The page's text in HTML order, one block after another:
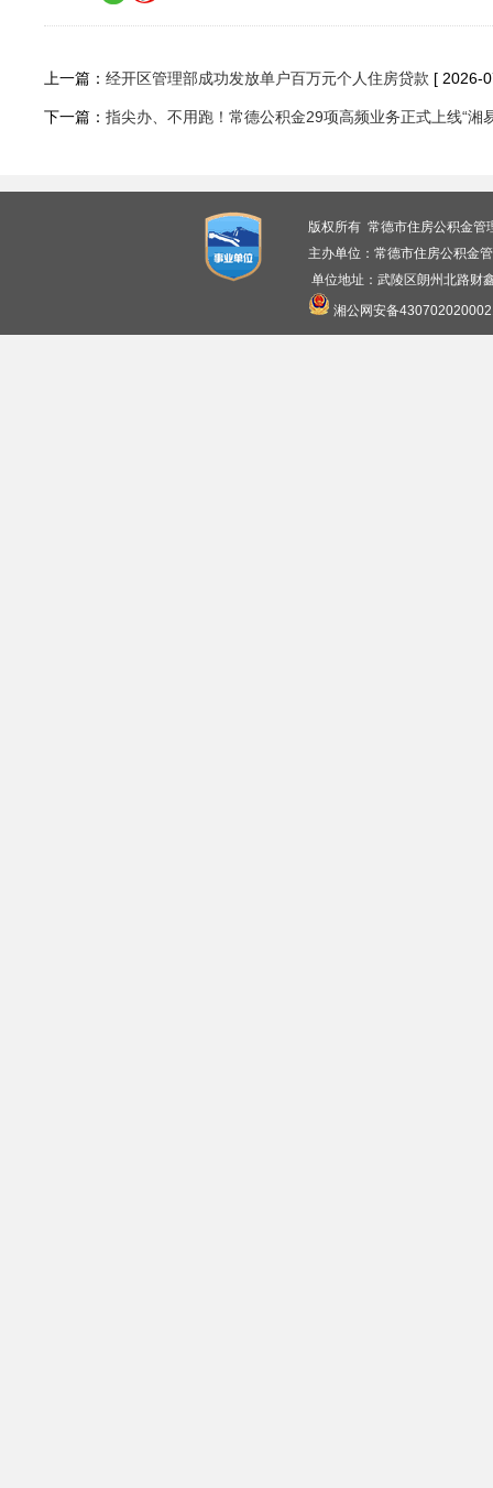
上一篇： 经开区管理部成功发放单户百万元个人住房贷款 [ 2026-
下一篇： 指尖办、不用跑！常德公积金29项高频业务正式上线“湘
版权所有 常德市住房公积金
主办单位：常德市住房公积金
单位地址：武陵区朗州北路
湘公网安备